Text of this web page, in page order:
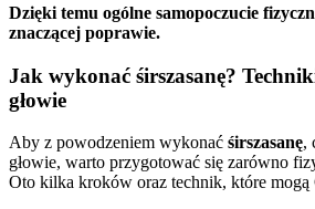
Dzięki temu ogólne samopoczucie
znaczącej poprawie.
Jak wykonać śirszasanę?
głowie
Aby z powodzeniem wykonać śirszasanę,
głowie, warto przygotować się zarówno
Oto kilka kroków oraz technik, które